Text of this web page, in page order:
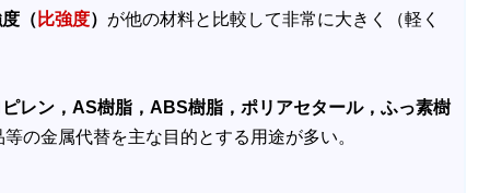
（ 比強度） が他の材料と比較して非常に大きく（軽く
レン，AS樹脂，ABS樹脂，ポリアセタール，ふっ素樹
等の金属代替を主な目的とする用途が多い。